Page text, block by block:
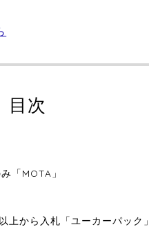
目次
「MOTA」
上から入札「ユーカーパック」